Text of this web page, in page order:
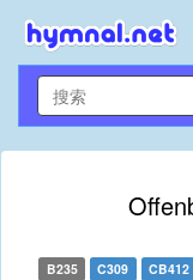
B235 C309 CB412